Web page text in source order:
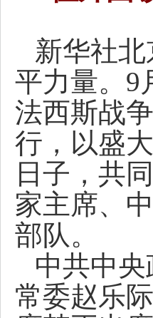
新华社
平力量。9
法西斯战
行，以盛
日子，共
家主席、
部队。
中共中
常委赵乐